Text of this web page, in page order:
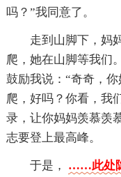
吗？”我同意了。
走到山脚下，妈
爬，她在山脚等我们
鼓励我说：“奇奇，
爬，好吗？你看，我
录，让你妈妈羡慕羡
志要登上最高峰。
于是， ……此处